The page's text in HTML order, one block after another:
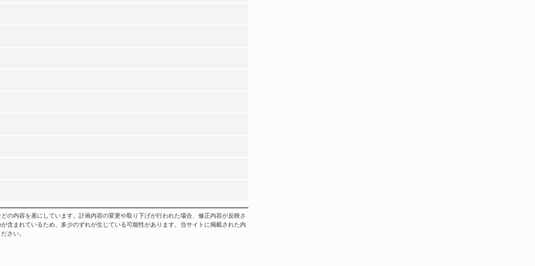
内容を基にしています。計画内容の変更や取り下げが行われた場合、修正内容が反映さ
含まれているため、多少のずれが生じている可能性があります。当サイトに掲載された内
さい。